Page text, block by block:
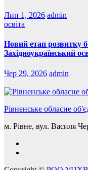
Лип 1, 2026 admin
освіта
Новий етап розвитку
Західноукраїнський
Чер 29, 2026 admin
Рівненське обласне
м. Рівне, вул. Василя